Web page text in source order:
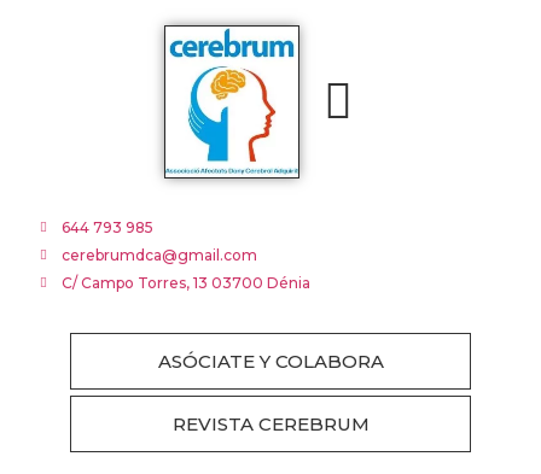
644 793 985
cerebrumdca@gmail.com
C/ Campo Torres, 13 03700 Dénia
ASÓCIATE Y COLABORA
REVISTA CEREBRUM